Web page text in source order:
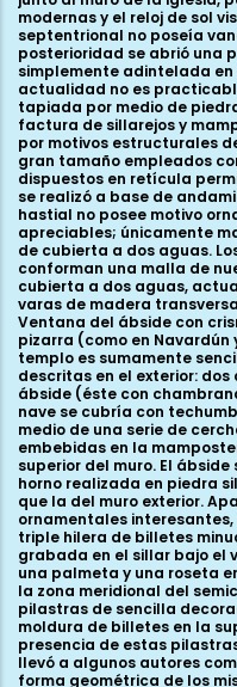
modernas y el reloj de sol
septentrional no poseía
posterioridad se abrió una
simplemente adintelada en
actualidad no es
tapiada por medio de
factura de sillarejos y
por motivos estructurales
gran tamaño empleados
dispuestos en retícula
se realizó a base de
hastial no posee motivo
apreciables; únicamente
de cubierta a dos aguas.
conforman una malla de
cubierta a dos aguas,
varas de madera
Ventana del ábside con
pizarra (como en Navardún
templo es sumamente
descritas en el exterior: dos
ábside (éste con
nave se cubría con
medio de una serie de
embebidas en la
superior del muro. El
horno realizada en piedra
que la del muro exterior.
ornamentales
triple hilera de billetes
grabada en el sillar bajo el
una palmeta y una roseta
la zona meridional del
pilastras de sencilla
moldura de billetes en la
presencia de estas
llevó a algunos autores
forma geométrica de los